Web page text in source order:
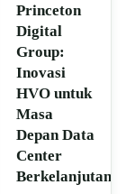
Princeton
Digital
Group:
Inovasi
HVO untuk
Masa
Depan Data
Center
Berkelanjutan